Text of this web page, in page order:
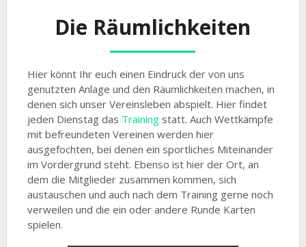
Die Räumlichkeiten
Hier könnt Ihr euch einen Eindruck der von uns
genutzten Anlage und den Räumlichkeiten machen, in
denen sich unser Vereinsleben abspielt. Hier findet
jeden Dienstag das Trainingstatt. Auch Wettkämpfe
mit befreundeten Vereinen werden hier
ausgefochten, bei denen ein sportliches Miteinander
im Vordergrund steht. Ebenso ist hier der Ort, an
dem die Mitglieder zusammen kommen, sich
austauschen und auch nach dem Training gerne noch
verweilen und die ein oder andere Runde Karten
spielen.